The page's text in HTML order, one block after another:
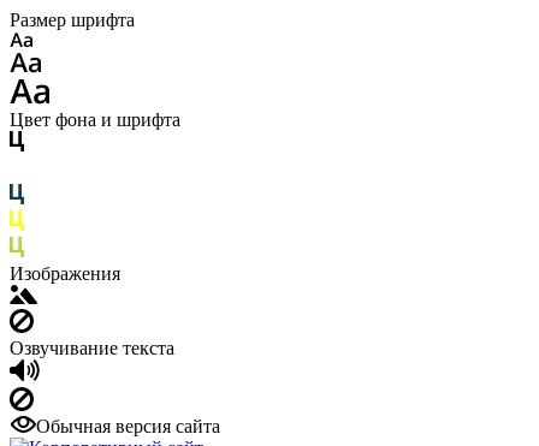
Размер шрифта
Цвет фона и шрифта
Изображения
Озвучивание текста
Обычная версия сайта